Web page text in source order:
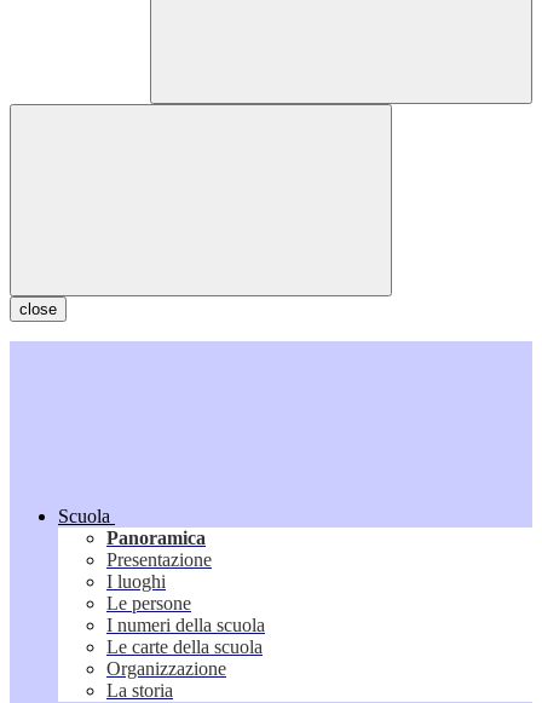
close
Scuola
Panoramica
Presentazione
I luoghi
Le persone
I numeri della scuola
Le carte della scuola
Organizzazione
La storia